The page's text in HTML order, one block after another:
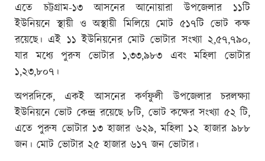
এতে চট্টগ্রাম-১৩ আসনের আনোয়ারা উপজেলার ১১টি
ইউনিয়নে স্থায়ী ও অস্থায়ী মিলিয়ে মোট ৫১৭টি ভোট কক্ষ
রয়েছে। এই ১১ ইউনিয়নের মোট ভোটার সংখ্যা ২,৫৭,৭৯০,
যার মধ্যে পুরুষ ভোটার ১,৩৩,৯৮৩ এবং মহিলা ভোটার
১,২৩,৮০৭।
অপরদিকে, একই আসনের কর্ণফুলী উপজেলার চরলক্ষ্যা
ইউনিয়নে ভোট কেন্দ্র রয়েছে ৮টি, ভোট কক্ষের সংখ্যা ৫২ টি,
এতে পুরুষ ভোটার ১৩ হাজার ৬২৯, মহিলা ১২ হাজার ৯৮৮
জন। মোট ভোটার ২৫ হাজার ৬১৭ জন ভোটার।